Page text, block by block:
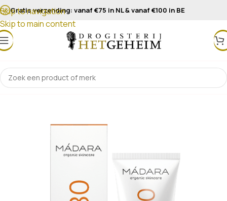
Skip to navigation
Skip to main content
Gratis verzending: vanaf €75 in NL & vanaf €100 in BE